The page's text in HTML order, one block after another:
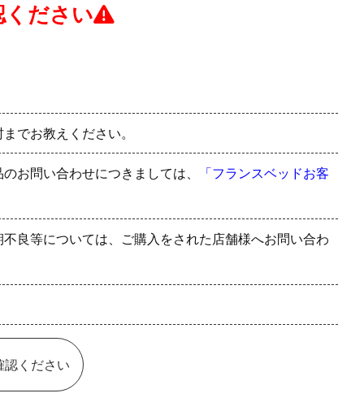
ください
でお教えください。
お問い合わせにつきましては、 「フランスベッドお客
良等については、ご購入をされた店舗様へお問い合わ
認ください